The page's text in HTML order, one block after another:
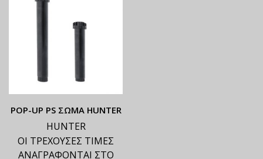
ΡΟΡ-UP PS ΣΩΜΑ HUNTER
HUNTER
ΟΙ ΤΡΕΧΟΥΣΕΣ ΤΙΜΕΣ
ΑΝΑΓΡΑΦΟΝΤΑΙ ΣΤΟ